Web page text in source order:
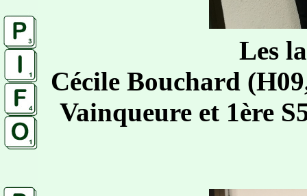
Les
Cécile Bouchard
Vainqueure et 1ère